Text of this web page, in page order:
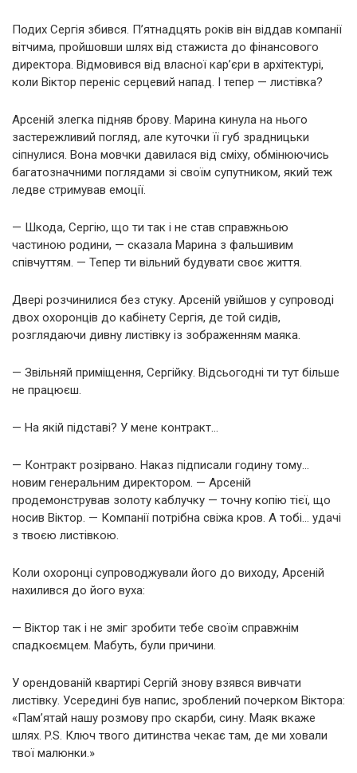
Подих Сергія збився. П’ятнадцять років він віддав компанії
вітчима, пройшовши шлях від стажиста до фінансового
директора. Відмовився від власної кар’єри в архітектурі,
коли Віктор переніс серцевий напад. І тепер — листівка?
Арсеній злегка підняв брову. Марина кинула на нього
застережливий погляд, але куточки її губ зрадницьки
сіпнулися. Вона мовчки давилася від сміху, обмінюючись
багатозначними поглядами зі своїм супутником, який теж
ледве стримував емоції.
— Шкода, Сергію, що ти так і не став справжньою
частиною родини, — сказала Марина з фальшивим
співчуттям. — Тепер ти вільний будувати своє життя.
Двері розчинилися без стуку. Арсеній увійшов у супроводі
двох охоронців до кабінету Сергія, де той сидів,
розглядаючи дивну листівку із зображенням маяка.
— Звільняй приміщення, Сергійку. Відсьогодні ти тут більше
не працюєш.
— На якій підставі? У мене контракт…
— Контракт розірвано. Наказ підписали годину тому…
новим генеральним директором. — Арсеній
продемонстрував золоту каблучку — точну копію тієї, що
носив Віктор. — Компанії потрібна свіжа кров. А тобі… удачі
з твоєю листівкою.
Коли охоронці супроводжували його до виходу, Арсеній
нахилився до його вуха:
— Віктор так і не зміг зробити тебе своїм справжнім
спадкоємцем. Мабуть, були причини.
У орендованій квартирі Сергій знову взявся вивчати
листівку. Усередині був напис, зроблений почерком Віктора:
«Пам’ятай нашу розмову про скарби, сину. Маяк вкаже
шлях. P.S. Ключ твого дитинства чекає там, де ми ховали
твої малюнки.»